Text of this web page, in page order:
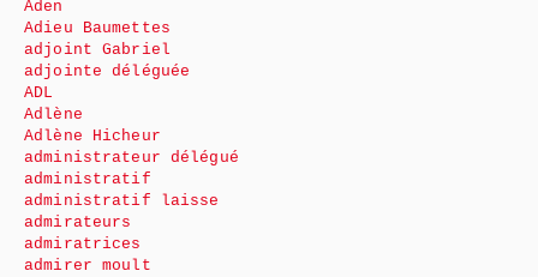
Aden
Adieu Baumettes
adjoint Gabriel
adjointe déléguée
ADL
Adlène
Adlène Hicheur
administrateur délégué
administratif
administratif laisse
admirateurs
admiratrices
admirer moult